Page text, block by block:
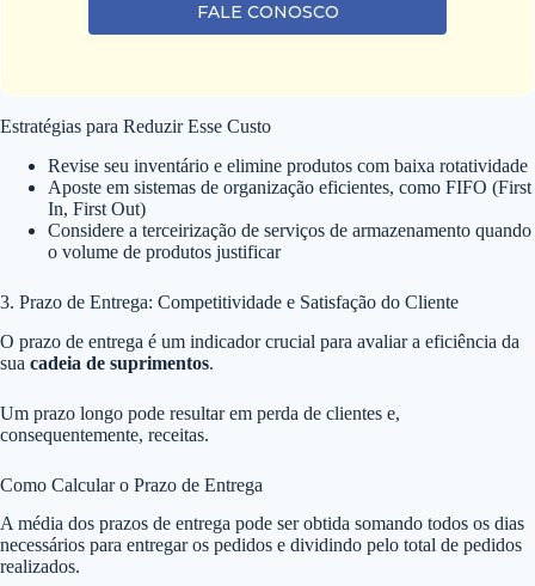
FALE CONOSCO
Estratégias para Reduzir Esse Custo
Revise seu inventário e elimine produtos com baixa rotatividade
Aposte em sistemas de organização eficientes, como FIFO (First
In, First Out)
Considere a terceirização de serviços de armazenamento quando
o volume de produtos justificar
3. Prazo de Entrega: Competitividade e Satisfação do Cliente
O prazo de entrega é um indicador crucial para avaliar a eficiência da
sua cadeia de suprimentos.
Um prazo longo pode resultar em perda de clientes e,
consequentemente, receitas.
Como Calcular o Prazo de Entrega
A média dos prazos de entrega pode ser obtida somando todos os dias
necessários para entregar os pedidos e dividindo pelo total de pedidos
realizados.